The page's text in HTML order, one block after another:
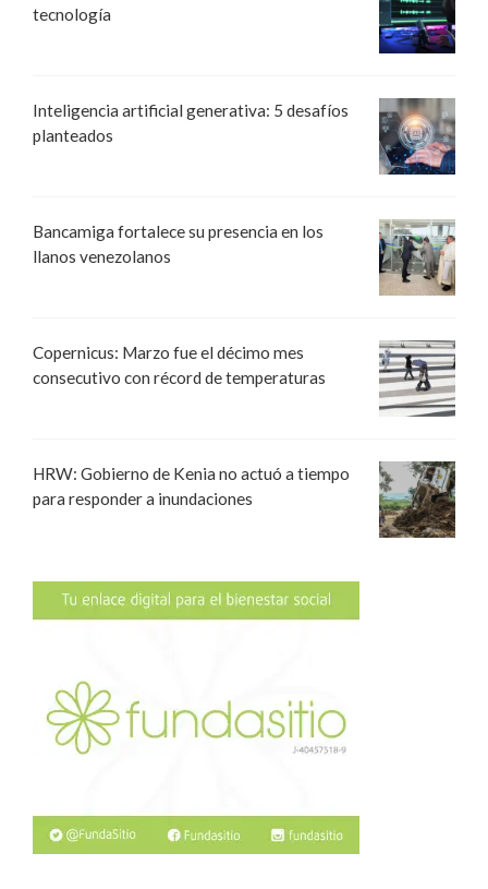
tecnología
Inteligencia artificial generativa: 5 desafíos
planteados
Bancamiga fortalece su presencia en los
llanos venezolanos
Copernicus: Marzo fue el décimo mes
consecutivo con récord de temperaturas
HRW: Gobierno de Kenia no actuó a tiempo
para responder a inundaciones